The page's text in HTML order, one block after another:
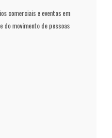
comerciais e eventos em
do movimento de pessoas